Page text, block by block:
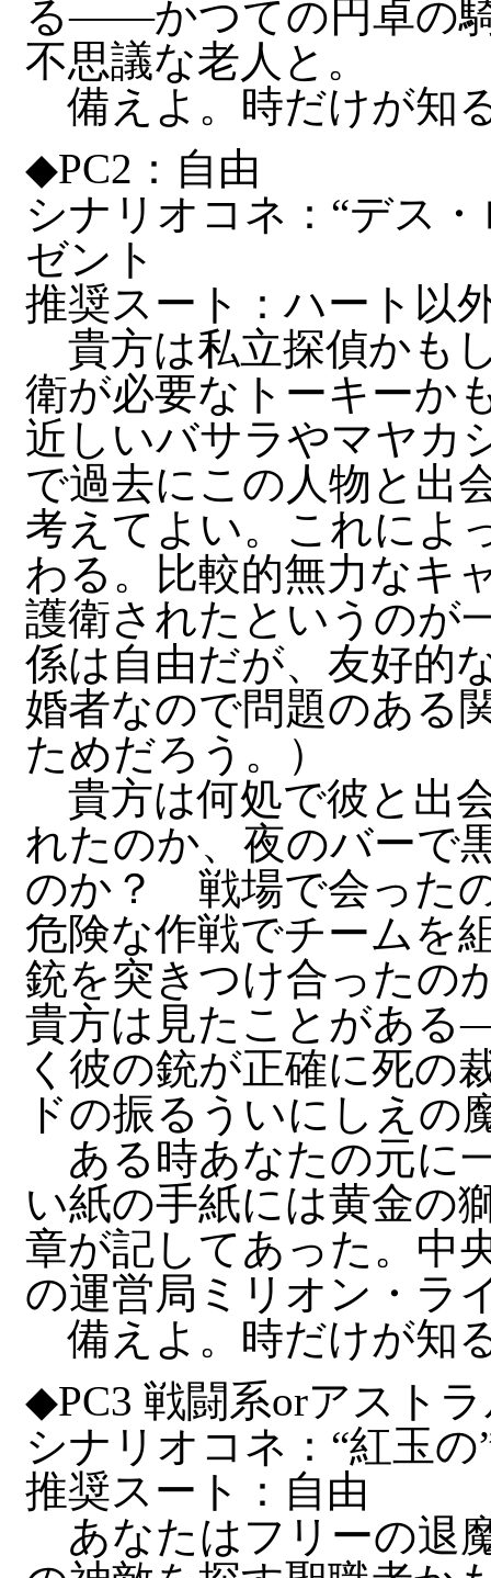
る――かつての円卓の
不思議な老人と。
備えよ。時だけが知
◆PC2：自由
シナリオコネ：“デス
ゼント
推奨スート：ハート以
貴方は私立探偵かも
衛が必要なトーキーか
近しいバサラやマヤカ
で過去にこの人物と出
考えてよい。これによ
わる。比較的無力なキ
護衛されたというのが
係は自由だが、友好的
婚者なので問題のある
ためだろう。）
貴方は何処で彼と出
れたのか、夜のバーで
のか？ 戦場で会った
危険な作戦でチームを
銃を突きつけ合ったの
貴方は見たことがあ
く彼の銃が正確に死の
ドの振るういにしえの
ある時あなたの元に
い紙の手紙には黄金の
章が記してあった。中
の運営局ミリオン・ラ
備えよ。時だけが知
◆PC3 戦闘系orアスト
シナリオコネ：“紅玉の
推奨スート：自由
あなたはフリーの退